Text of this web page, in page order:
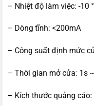
– Nhiệt độ làm việc: -10
– Dòng tĩnh: <200mA
– Công suất định mức
– Thời gian mở cửa: 1s
– Kích thước quảng